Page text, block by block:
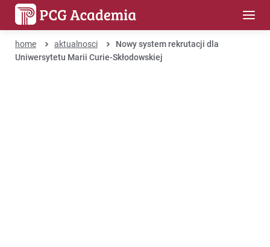
home aktualnosci
Nowy system rekrutacji dla
Uniwersytetu Marii Curie-Skłodowskiej